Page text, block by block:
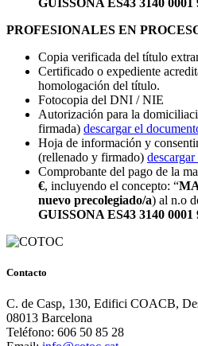
GUISSONA ES43 3140 0001
PROFESIONALES EN
Copia verificada del título
Certificado o expediente
homologación del título.
Fotocopia del DNI / NIE
Autorización para la
firmada) descargar el
Hoja de información y
(rellenado y firmado)
Comprobante del pago de la
€, incluyendo el concepto: “
nuevo precolegiado/a) al n.o
GUISSONA ES43 3140 0001
Contacto
C. de Casp, 130, Edifici COACB,
08013 Barcelona
Teléfono: 606 50 85 28